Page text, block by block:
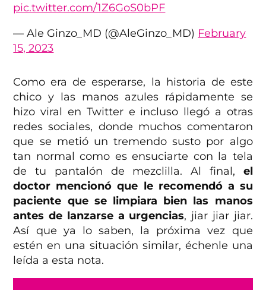
pic.twitter.com/1Z6GoS0bPF
— Ale Ginzo_MD (@AleGinzo_MD) February
15, 2023
Como era de esperarse, la historia de este
chico y las manos azules rápidamente se
hizo viral en Twitter e incluso llegó a otras
redes sociales, donde muchos comentaron
que se metió un tremendo susto por algo
tan normal como es ensuciarte con la tela
de tu pantalón de mezclilla. Al final, el
doctor mencionó que le recomendó a su
paciente que se limpiara bien las manos
antes de lanzarse a urgencias, jiar jiar jiar.
Así que ya lo saben, la próxima vez que
estén en una situación similar, échenle una
leída a esta nota.